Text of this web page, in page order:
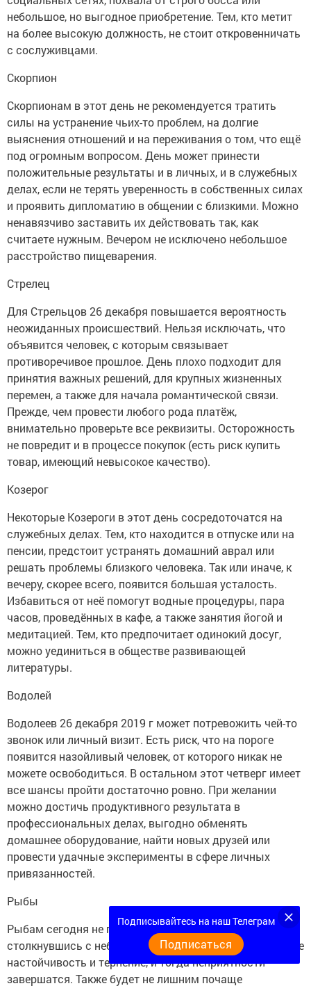
небольшое, но выгодное приобретение. Тем, кто метит
на более высокую должность, не стоит откровенничать
с сослуживцами.
Скорпион
Скорпионам в этот день не рекомендуется тратить
силы на устранение чьих-то проблем, на долгие
выяснения отношений и на переживания о том, что ещё
под огромным вопросом. День может принести
положительные результаты и в личных, и в служебных
делах, если не терять уверенность в собственных силах
и проявить дипломатию в общении с близкими. Можно
ненавязчиво заставить их действовать так, как
считаете нужным. Вечером не исключено небольшое
расстройство пищеварения.
Стрелец
Для Стрельцов 26 декабря повышается вероятность
неожиданных происшествий. Нельзя исключать, что
объявится человек, с которым связывает
противоречивое прошлое. День плохо подходит для
принятия важных решений, для крупных жизненных
перемен, а также для начала романтической связи.
Прежде, чем провести любого рода платёж,
внимательно проверьте все реквизиты. Осторожность
не повредит и в процессе покупок (есть риск купить
товар, имеющий невысокое качество).
Козерог
Некоторые Козероги в этот день сосредоточатся на
служебных делах. Тем, кто находится в отпуске или на
пенсии, предстоит устранять домашний аврал или
решать проблемы близкого человека. Так или иначе, к
вечеру, скорее всего, появится большая усталость.
Избавиться от неё помогут водные процедуры, пара
часов, проведённых в кафе, а также занятия йогой и
медитацией. Тем, кто предпочитает одинокий досуг,
можно уединиться в обществе развивающей
литературы.
Водолей
Водолеев 26 декабря 2019 г может потревожить чей-то
звонок или личный визит. Есть риск, что на пороге
появится назойливый человек, от которого никак не
можете освободиться. В остальном этот четверг имеет
все шансы пройти достаточно ровно. При желании
можно достичь продуктивного результата в
профессиональных делах, выгодно обменять
домашнее оборудование, найти новых друзей или
провести удачные эксперименты в сфере личных
привязанностей.
Рыбы
Рыбам сегодня не позволительно паниковать,
столкнувшись с небольшой заминкой в делах. Проявите
настойчивость и терпение, и тогда неприятности
завершатся. Также будет не лишним почаще
Подписывайтесь на наш Телеграм
Подписаться